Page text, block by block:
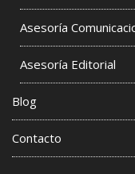
Asesoría
Asesoría Editorial
Blog
Contacto